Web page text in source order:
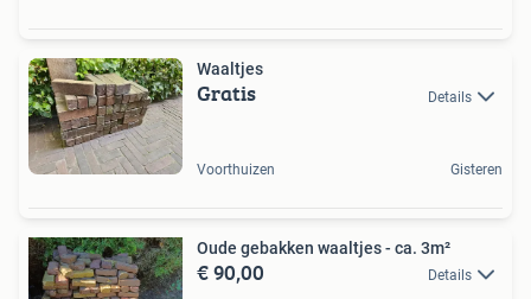
Waaltjes
Gratis Details
Voorthuizen Gisteren
Oude gebakken waaltjes - ca. 3m²
€ 90,00 Details